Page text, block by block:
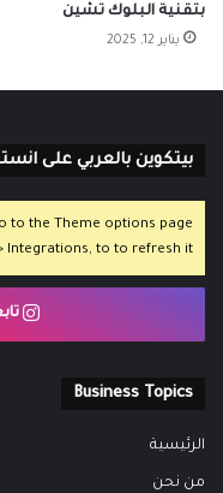
بتقنية البلوك تشين
يناير 12, 2025
بيتكوين بالعربي على
to the Theme options page
Integrations, to to refresh it.
Business Topics
الرئيسية
من نحن